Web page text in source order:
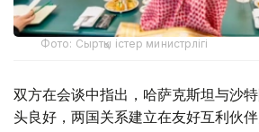
Фото: Сыртқы істер министрлігі
双方在会谈中指出，哈萨克斯坦与沙
头良好，两国关系建立在友好互利伙伴